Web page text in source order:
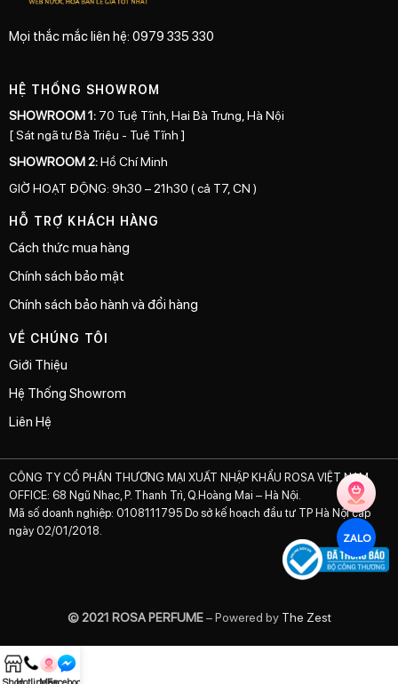
ZALO
Mọi thắc mắc liên hệ: 0979 335 330
HỆ THỐNG SHOWROM
SHOWROOM 1: 70 Tuệ Tĩnh, Hai Bà Trưng, Hà Nội
[ Sát ngã tư Bà Triệu - Tuệ Tĩnh ]
SHOWROOM 2:Hồ Chí Minh
GIỜ HOẠT ĐỘNG: 9h30 – 21h30 ( cả T7, CN )
HỖ TRỢ KHÁCH HÀNG
Cách thức mua hàng
Chính sách bảo mật
Chính sách bảo hành và đổi hàng
VỀ CHÚNG TÔI
Giới Thiệu
Hệ Thống Showrom
Liên Hệ
CÔNG TY CỔ PHẦN THƯƠNG MẠI XUẤT NHẬP KHẨU ROSA VIỆT NAM
OFFICE: 68 Ngũ Nhạc, P. Thanh Trì, Q.Hoàng Mai – Hà Nội.
Mã số doanh nghiệp: 0108111795 Do sở kế hoạch đầu tư TP Hà Nội cấp
ngày 02/01/2018.
© 2021 ROSA PERFUME– Powered byThe Zest